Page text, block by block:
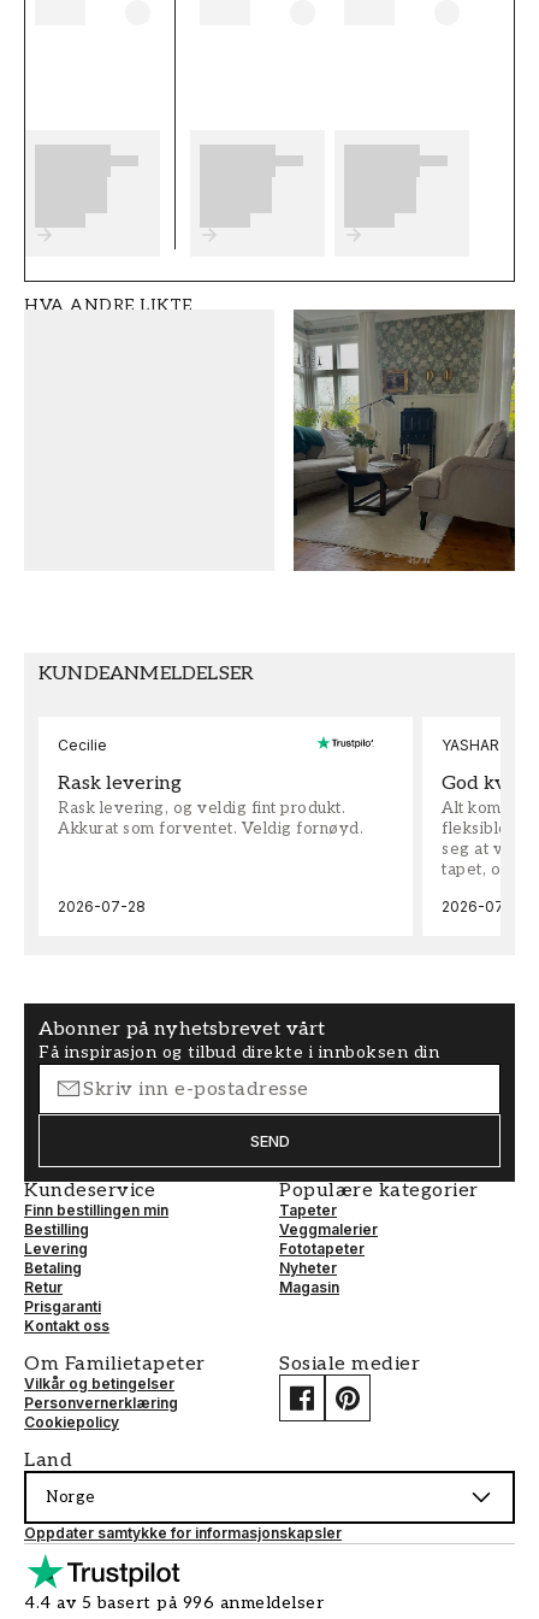
Produktdetaljer
FT05B6-1051001-0
MERKEVARE
Moderne, Svensk
HØYDE (m)
10,05
SAMLING
Scandza
MØNSTERHØYDE (cm)
Non-Woven
HVA ANDRE LIKTE
KUNDEANMELDELSER
Cecilie
Rask levering
Rask levering, og veldig fint produkt.
Akkurat som forventet. Veldig fornøyd.
2026-07-28
YASHAR
God
Alt kom
fleksible på
seg at vi
tapet, og
2026-07-04
Abonner på nyhetsbrevet vårt
Få inspirasjon og tilbud direkte i innboksen din
SEND
Kundeservice
Finn bestillingen min
Bestilling
Levering
Betaling
Retur
Prisgaranti
Kontakt oss
Populære kategorier
Tapeter
Veggmalerier
Fototapeter
Nyheter
Magasin
Om Familietapeter
Vilkår og betingelser
Personvernerklæring
Cookiepolicy
Sosiale medier
Land
Norge
Oppdater samtykke for informasjonskapsler
4.4 av 5 basert på 996 anmeldelser